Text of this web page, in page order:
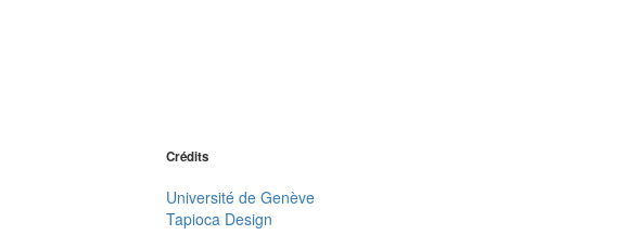
Crédits
Université de Genève
Tapioca Design